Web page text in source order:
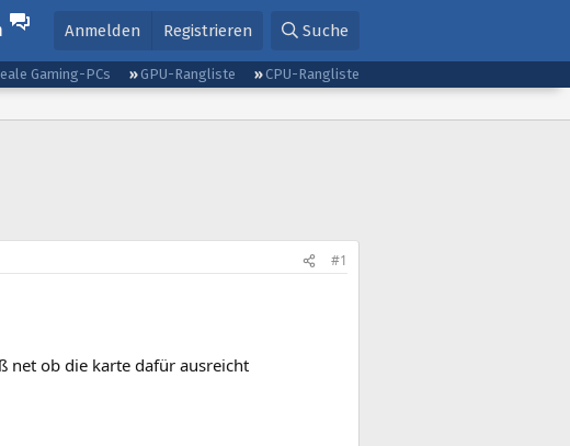
Anmelden Registrieren Suche
Gaming-PCs GPU-Rangliste
CPU-Rangliste
#1
net ob die karte dafür ausreicht